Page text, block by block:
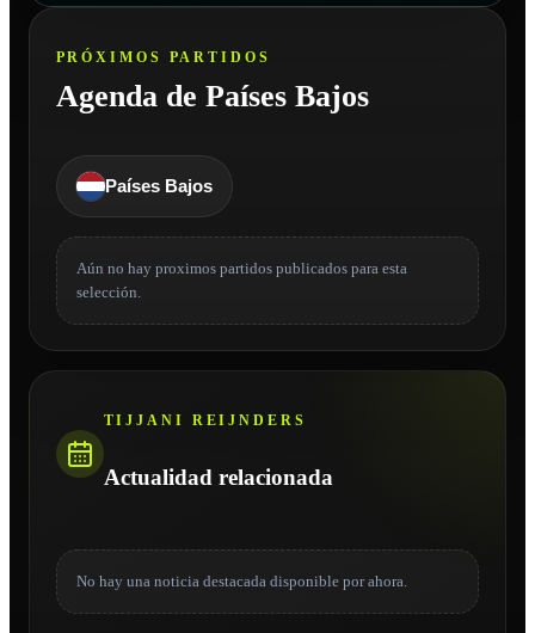
PRÓXIMOS PARTIDOS
Agenda de Países Bajos
Países Bajos
Aún no hay proximos partidos publicados para esta
selección.
TIJJANI REIJNDERS
Actualidad relacionada
No hay una noticia destacada disponible por ahora.